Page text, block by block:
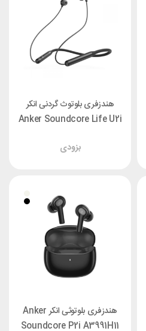
هندزفری بلوتوث گردنی انکر
Anker Soundcore Life U2i
بزودی
هندزفری بلوتوثی انکر Anker
Soundcore P2i A3991H11